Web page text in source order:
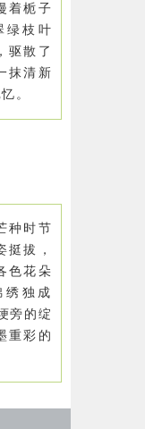
着栀子
绿枝叶
驱散了
抹清新
。
种时节
挺拔，
色花朵
绣独成
旁的绽
重彩的